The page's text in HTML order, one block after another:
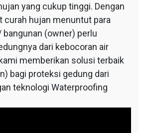
yang cukup tinggi. Dengan
curah hujan menuntut para
(owner) perlu
dari kebocoran air
memberikan solusi terbaik
bagi proteksi gedung dari
teknologi Waterproofing